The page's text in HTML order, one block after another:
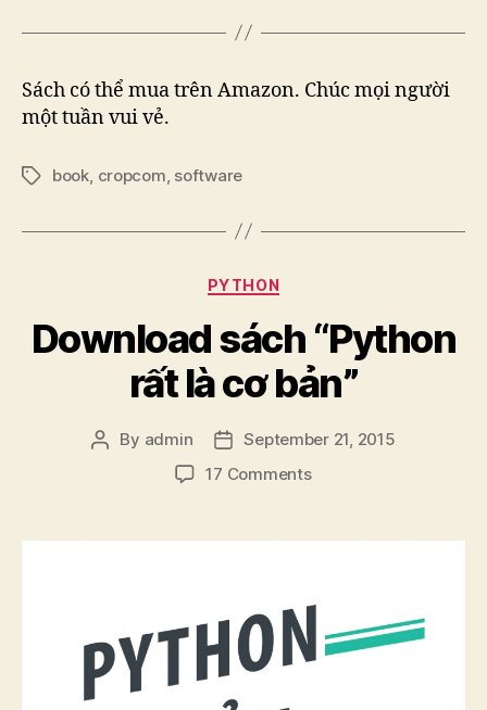
Sách có thể mua trên Amazon. Chúc mọi người
một tuần vui vẻ.
Tagsbook, cropcom, software
Categories
PYTHON
Download sách “Python
rất là cơ bản”
Post
By admin
Post
date
September 21, 2015
17 Commentson
“Python
bản”